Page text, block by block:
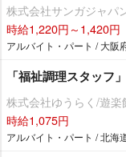
株式会社サンガジャパ
時給1,220円～1,420円
アルバイト・パート / 大阪
「福祉調理スタッフ
株式会社ゆうらく/遊楽
時給1,075円
アルバイト・パート / 北海